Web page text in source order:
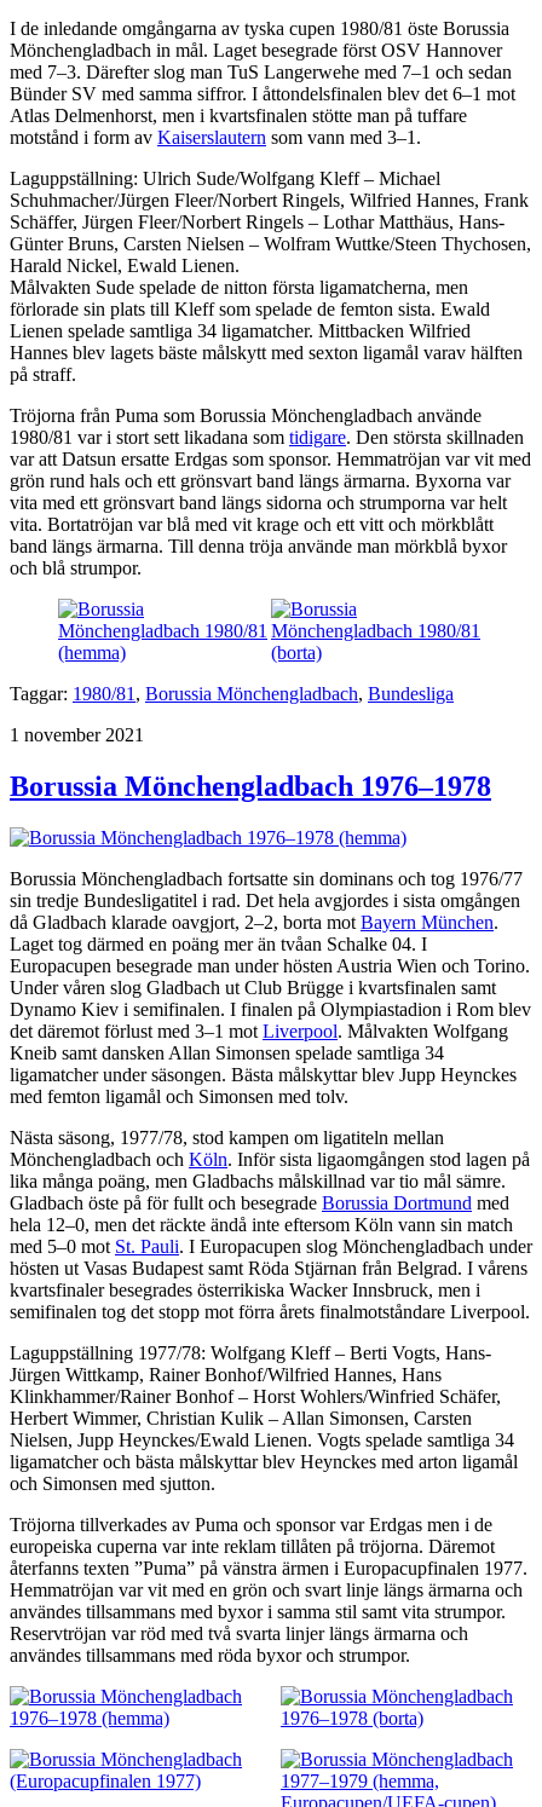
I de inledande omgångarna av tyska cupen 1980/81 öste Borussia
Mönchengladbach in mål. Laget besegrade först OSV Hannover
med 7–3. Därefter slog man TuS Langerwehe med 7–1 och sedan
Bünder SV med samma siffror. I åttondelsfinalen blev det 6–1 mot
Atlas Delmenhorst, men i kvartsfinalen stötte man på tuffare
motstånd i form av Kaiserslautern som vann med 3–1.
Laguppställning: Ulrich Sude/Wolfgang Kleff – Michael
Schuhmacher/Jürgen Fleer/Norbert Ringels, Wilfried Hannes, Frank
Schäffer, Jürgen Fleer/Norbert Ringels – Lothar Matthäus, Hans-
Günter Bruns, Carsten Nielsen – Wolfram Wuttke/Steen Thychosen,
Harald Nickel, Ewald Lienen.
Målvakten Sude spelade de nitton första ligamatcherna, men
förlorade sin plats till Kleff som spelade de femton sista. Ewald
Lienen spelade samtliga 34 ligamatcher. Mittbacken Wilfried
Hannes blev lagets bäste målskytt med sexton ligamål varav hälften
på straff.
Tröjorna från Puma som Borussia Mönchengladbach använde
1980/81 var i stort sett likadana som tidigare. Den största skillnaden
var att Datsun ersatte Erdgas som sponsor. Hemmatröjan var vit med
grön rund hals och ett grönsvart band längs ärmarna. Byxorna var
vita med ett grönsvart band längs sidorna och strumporna var helt
vita. Bortatröjan var blå med vit krage och ett vitt och mörkblått
band längs ärmarna. Till denna tröja använde man mörkblå byxor
och blå strumpor.
Taggar: 1980/81 , Borussia Mönchengladbach, Bundesliga
Publicerat
1 november 2021
Borussia Mönchengladbach 1976–1978
Borussia Mönchengladbach fortsatte sin dominans och tog 1976/77
sin tredje Bundesligatitel i rad. Det hela avgjordes i sista omgången
då Gladbach klarade oavgjort, 2–2, borta mot Bayern München.
Laget tog därmed en poäng mer än tvåan Schalke 04. I
Europacupen besegrade man under hösten Austria Wien och Torino.
Under våren slog Gladbach ut Club Brügge i kvartsfinalen samt
Dynamo Kiev i semifinalen. I finalen på Olympiastadion i Rom blev
det däremot förlust med 3–1 mot Liverpool. Målvakten Wolfgang
Kneib samt dansken Allan Simonsen spelade samtliga 34
ligamatcher under säsongen. Bästa målskyttar blev Jupp Heynckes
med femton ligamål och Simonsen med tolv.
Nästa säsong, 1977/78, stod kampen om ligatiteln mellan
Mönchengladbach och Köln. Inför sista ligaomgången stod lagen på
lika många poäng, men Gladbachs målskillnad var tio mål sämre.
Gladbach öste på för fullt och besegrade Borussia Dortmund med
hela 12–0, men det räckte ändå inte eftersom Köln vann sin match
med 5–0 mot St. Pauli. I Europacupen slog Mönchengladbach under
hösten ut Vasas Budapest samt Röda Stjärnan från Belgrad. I vårens
kvartsfinaler besegrades österrikiska Wacker Innsbruck, men i
semifinalen tog det stopp mot förra årets finalmotståndare Liverpool.
Laguppställning 1977/78: Wolfgang Kleff – Berti Vogts, Hans-
Jürgen Wittkamp, Rainer Bonhof/Wilfried Hannes, Hans
Klinkhammer/Rainer Bonhof – Horst Wohlers/Winfried Schäfer,
Herbert Wimmer, Christian Kulik – Allan Simonsen, Carsten
Nielsen, Jupp Heynckes/Ewald Lienen. Vogts spelade samtliga 34
ligamatcher och bästa målskyttar blev Heynckes med arton ligamål
och Simonsen med sjutton.
Tröjorna tillverkades av Puma och sponsor var Erdgas men i de
europeiska cuperna var inte reklam tillåten på tröjorna. Däremot
återfanns texten ”Puma” på vänstra ärmen i Europacupfinalen 1977.
Hemmatröjan var vit med en grön och svart linje längs ärmarna och
användes tillsammans med byxor i samma stil samt vita strumpor.
Reservtröjan var röd med två svarta linjer längs ärmarna och
användes tillsammans med röda byxor och strumpor.